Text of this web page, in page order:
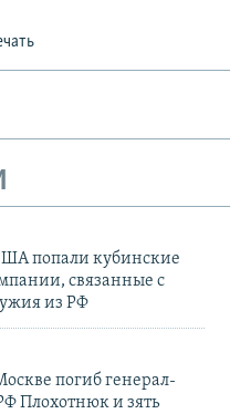
попали кубинские
связанные с
из РФ
погиб генерал-
Плохотнюк и зять